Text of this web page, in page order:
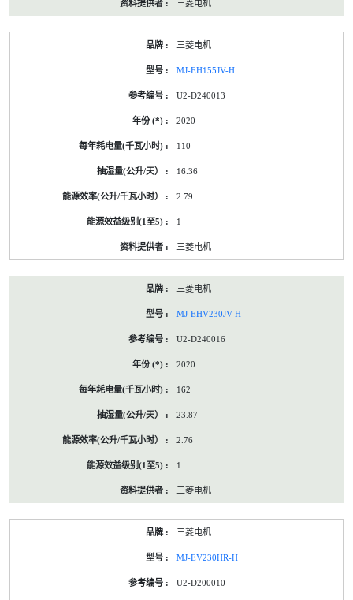
三菱电机
三菱电机
MJ-EH155JV-H
U2-D240013
2020
110
16.36
2.79
1
三菱电机
三菱电机
MJ-EHV230JV-H
U2-D240016
2020
162
23.87
2.76
1
三菱电机
三菱电机
MJ-EV230HR-H
U2-D200010